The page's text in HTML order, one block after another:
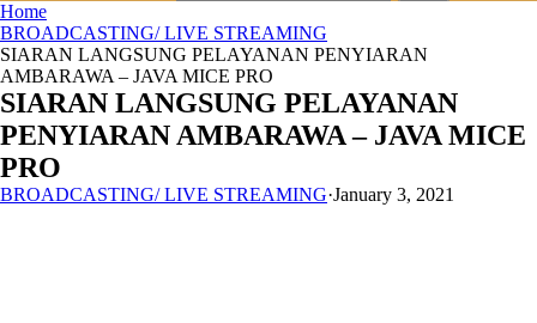
Home
BROADCASTING/ LIVE STREAMING
SIARAN LANGSUNG PELAYANAN PENYIARAN
AMBARAWA – JAVA MICE PRO
SIARAN LANGSUNG PELAYANAN
PENYIARAN AMBARAWA – JAVA MICE
PRO
BROADCASTING/ LIVE STREAMING·January 3, 2021